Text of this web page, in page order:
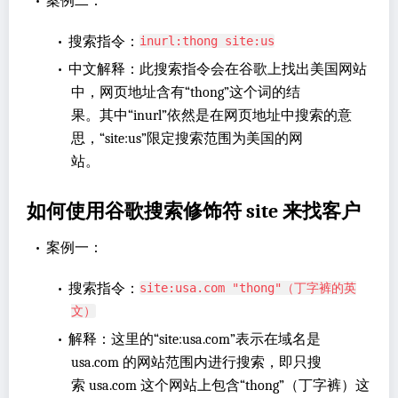
• 搜索指令： inurl:thong site:us
• 中文解释：此搜索指令会在谷歌上找出美国网站
中，网页地址含有“thong”这个词的结
果。其中“inurl”依然是在网页地址中搜索的意
思，“site:us”限定搜索范围为美国的网
站。
如何使用谷歌搜索修饰符 site 来找客户
• 案例一：
• 搜索指令： site:usa.com "thong"（丁字裤的英
文）
• 解释：这里的“site:usa.com”表示在域名是
usa.com 的网站范围内进行搜索，即只搜
索 usa.com 这个网站上包含“thong”（丁字裤）这